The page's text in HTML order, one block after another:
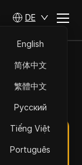
DE
English
简体中文
繁體中文
Русский
Tiếng Việt
Português
&
Jahr 2025
von
haben